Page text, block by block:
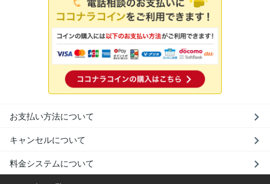
お支払い方法について
キャンセルについて
料金システムについて